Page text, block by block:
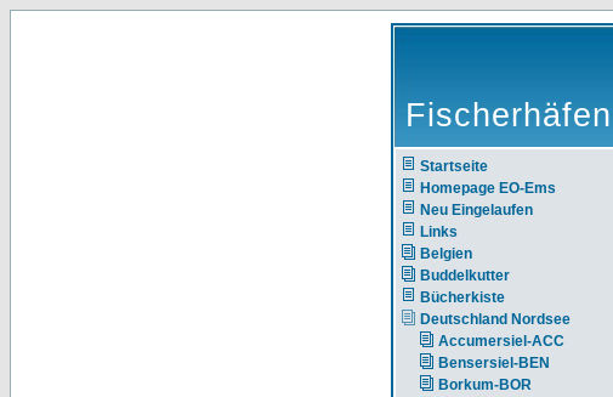
Startseite
Homepage EO-Ems
Neu Eingelaufen
Links
Belgien
Buddelkutter
Bücherkiste
Deutschland Nordsee
Accumersiel-ACC
Bensersiel-BEN
Borkum-BOR